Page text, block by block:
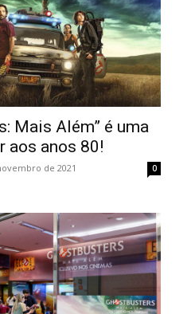
Mais Além” é uma
aos anos 80!
de 2021 0